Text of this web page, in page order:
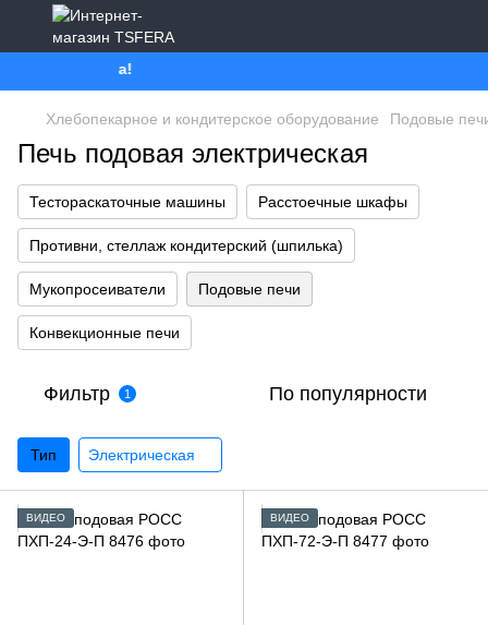
буде Україна!
Хлебопекарное и кондитерское оборудование Подовые
Печь подовая электрическая
Тестораскаточные машины Расстоечные шкафы
Противни, стеллаж кондитерский (шпилька)
Мукопросеиватели Подовые печи
Конвекционные печи
Фильтр 1 По популярности
Тип Электрическая
ВИДЕО ВИДЕО